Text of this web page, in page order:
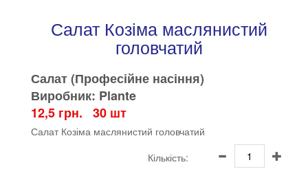
Салат Козіма маслянистий
головчатий
Салат (Професійне насіння)
Виробник: Plante
12,5 грн. 30 шт
Салат Козіма маслянистий головчатий
Кількість: